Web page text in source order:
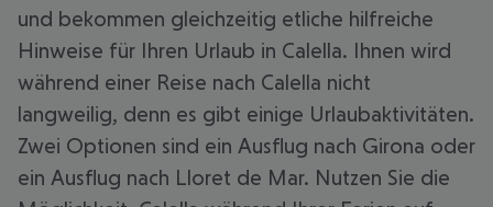
und bekommen gleichzeitig etliche hilfreiche
Hinweise für Ihren Urlaub in Calella. Ihnen wird
während einer Reise nach Calella nicht
langweilig, denn es gibt einige Urlaubaktivitäten.
Zwei Optionen sind ein Ausflug nach Girona oder
ein Ausflug nach Lloret de Mar. Nutzen Sie die